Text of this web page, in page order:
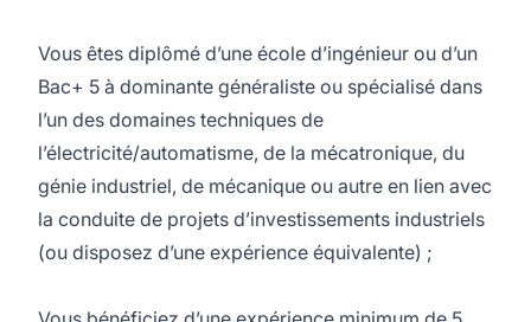
Vous êtes diplômé d’une école d’ingénieur ou d’un
Bac+ 5 à dominante généraliste ou spécialisé dans
l’un des domaines techniques de
l’électricité/automatisme, de la mécatronique, du
génie industriel, de mécanique ou autre en lien avec
la conduite de projets d’investissements industriels
(ou disposez d’une expérience équivalente) ;